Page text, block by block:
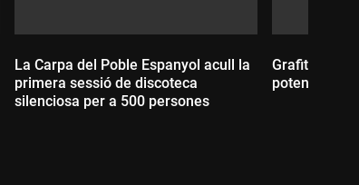
La Carpa del Poble Espanyol acull la
primera sessió de discoteca
silenciosa per a 500 persones
Grafitis al
potenciar el